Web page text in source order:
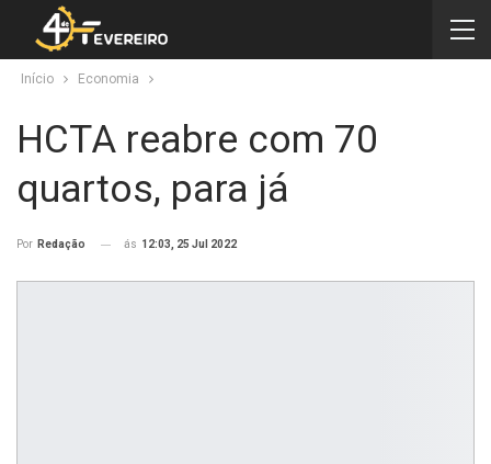
Início Economia
HCTA reabre com 70
quartos, para já
Por Redação ás 12:03, 25 Jul 2022